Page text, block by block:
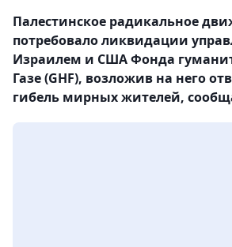
Палестинское радикальное
потребовало ликвидации
Израилем и США Фонда
Газе (GHF), возложив на него
гибель мирных жителей,